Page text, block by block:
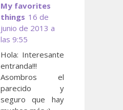
My favorites
things 16 de
junio de 2013 a
las 9:55
Hola: Interesante
entranda!!!
Asombros el
parecido y
seguro que hay